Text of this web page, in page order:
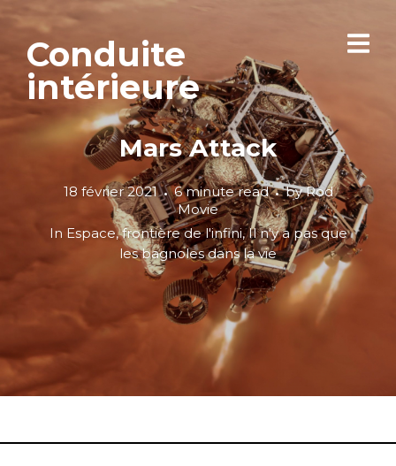
Conduite
intérieure
Mars Attack
18 février 2021 6 minute read byRod
Movie
In Espace, frontière de l'infini,Il n'y a pas que
les bagnoles dans la vie